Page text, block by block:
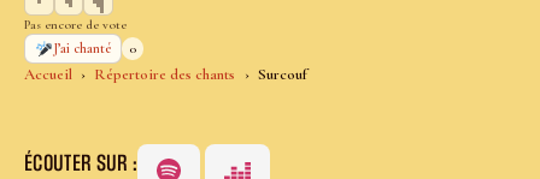
Accueil Répertoire des chants Surcouf
Pas encore de vote
J’ai chanté
0
ÉCOUTER SUR :